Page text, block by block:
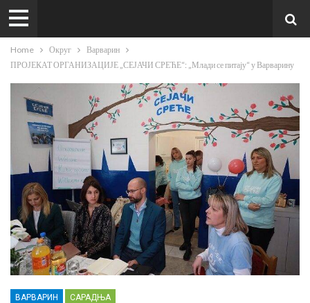
Home Округ
Варварин
ПРОЈЕКАТ ОРГАНИЗАЦИЈЕ „СЕЈАЧИ СРЕЋЕ“: „Млади се питају“ у Варварину
ВАРВАРИН САРАДЊА